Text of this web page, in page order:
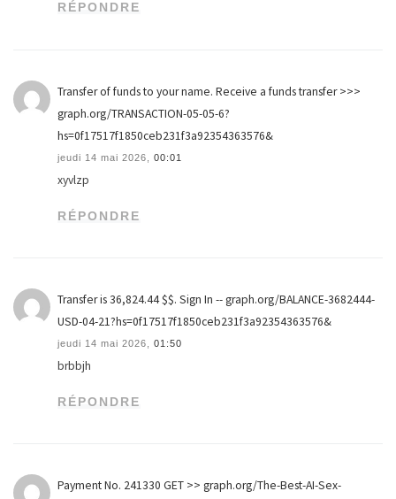
RÉPONDRE
Transfer of funds to your name. Receive a funds transfer >>>
graph.org/TRANSACTION-05-05-6?
hs=0f17517f1850ceb231f3a92354363576&
jeudi 14 mai 2026, 00:01
xyvlzp
RÉPONDRE
Transfer is 36,824.44 $$. Sign In -- graph.org/BALANCE-3682444-
USD-04-21?hs=0f17517f1850ceb231f3a92354363576&
jeudi 14 mai 2026, 01:50
brbbjh
RÉPONDRE
Payment No. 241330 GET >> graph.org/The-Best-AI-Sex-